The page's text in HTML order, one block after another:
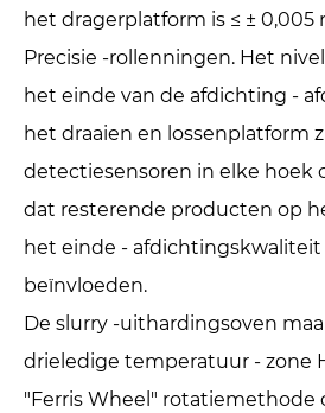
het dragerplatform is ≤ ± 0,005
Precisie -rollenningen. Het
het einde van de afdichting -
het draaien en lossenplatform
detectiesensoren in elke hoek
dat resterende producten op
het einde -
beïnvloeden.
De slurry -uithardingsoven
drieledige temperatuur - zone
"Ferris Wheel" rotatiemethode